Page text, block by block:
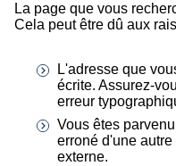
La page que vous
Cela peut être dû aux
L'adresse que
écrite. Assurez-
erreur
Vous êtes
erroné d'une
externe.